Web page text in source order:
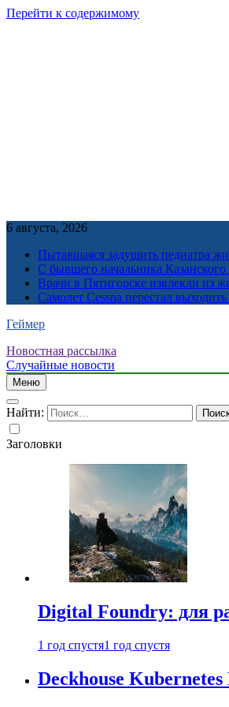
Перейти к содержимому
6 августа, 2026
Пытавшаяся задушить педиатра
С бывшего начальника
Врачи в Пятигорске извлекли из
Самолет Cessna перестал
Геймер
Новостная рассылка
Случайные новости
Меню
Найти:
Заголовки
Digital Foundry: для
1 год спустя1 год спустя
Deckhouse